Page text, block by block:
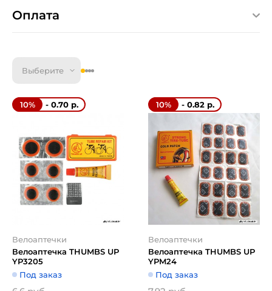
Оплата
Выберите
10% - 0.70 р.
Велоаптечки
Велоаптечка THUMBS UP
YP3205
Под заказ
10% - 0.82 р.
Велоаптечки
Велоаптечка THUMBS UP
YPM24
Под заказ